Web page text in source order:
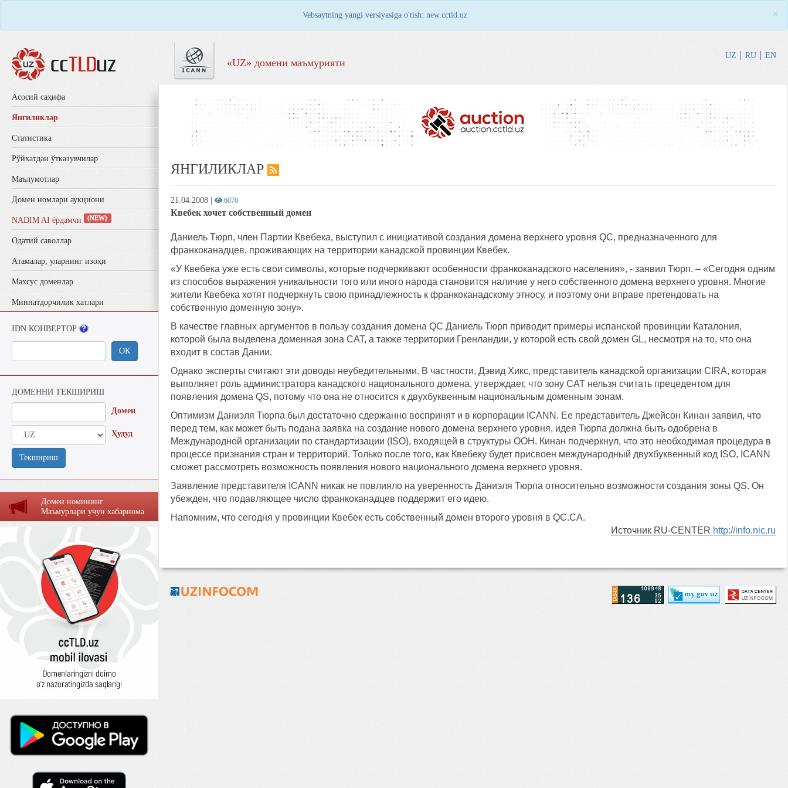
Vebsaytning yangi versiyasiga o'tish: new.cctld.uz ×
«UZ» домени маъмурияти
UZ RU EN
Aсосий саҳифа
Янгиликлар
Статистика
Рўйхатдан ўтказувчилар
Маълумотлар
Домен номлари аукциони
NADIM AI ёрдамчи (NEW)
Одатий саволлар
Aтамалар, уларнинг изоҳи
Махсус доменлар
Миннатдорчилик хатлари
IDN КОНВЕРТОР
ОК
ДОМЕННИ ТЕКШИРИШ
Домен
Ҳудуд
Текшириш
Домен номининг
Маъмурлaри учун хaбaрномa
ЯНГИЛИКЛАР
21.04.2008 6070
Квебек хочет собственный домен
Даниель Тюрп, член Партии Квебека, выступил с инициативой создания домена верхнего уровня QC, предназначенного для
франкоканадцев, проживающих на территории канадской провинции Квебек.
«У Квебека уже есть свои символы, которые подчеркивают особенности франкоканадского населения», - заявил Тюрп. – «Сегодня одним
из способов выражения уникальности того или иного народа становится наличие у него собственного домена верхнего уровня. Многие
жители Квебека хотят подчеркнуть свою принадлежность к франкоканадскому этносу, и поэтому они вправе претендовать на
собственную доменную зону».
В качестве главных аргументов в пользу создания домена QC Даниель Тюрп приводит примеры испанской провинции Каталония,
которой была выделена доменная зона CAT, а также территории Гренландии, у которой есть свой домен GL, несмотря на то, что она
входит в состав Дании.
Однако эксперты считают эти доводы неубедительными. В частности, Дэвид Хикс, представитель канадской организации CIRA, которая
выполняет роль администратора канадского национального домена, утверждает, что зону CAT нельзя считать прецедентом для
появления домена QS, потому что она не относится к двухбуквенным национальным доменным зонам.
Оптимизм Даниэля Тюрпа был достаточно сдержанно воспринят и в корпорации ICANN. Ее представитель Джейсон Кинан заявил, что
перед тем, как может быть подана заявка на создание нового домена верхнего уровня, идея Тюрпа должна быть одобрена в
Международной организации по стандартизации (ISO), входящей в структуры ООН. Кинан подчеркнул, что это необходимая процедура в
процессе признания стран и территорий. Только после того, как Квебеку будет присвоен международный двухбуквенный код ISO, ICANN
сможет рассмотреть возможность появления нового национального домена верхнего уровня.
Заявление представителя ICANN никак не повлияло на уверенность Даниэля Тюрпа относительно возможности создания зоны QS. Он
убежден, что подавляющее число франкоканадцев поддержит его идею.
Напомним, что сегодня у провинции Квебек есть собственный домен второго уровня в QС.CA.
Источник RU-CENTER http://info.nic.ru